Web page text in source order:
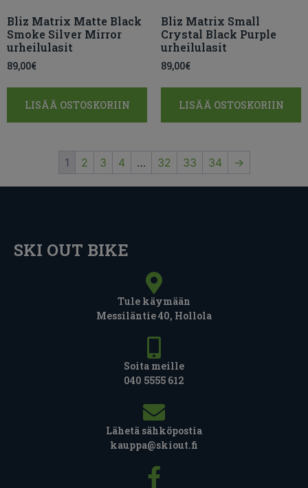
Bliz Matrix Matte Black
Smoke Silver Mirror
urheilulasit
89,00€
LISÄÄ OSTOSKORIIN
Bliz Matrix Small
Crystal Black Purple
urheilulasit
89,00€
LISÄÄ OSTOSKORIIN
1 2 3 4 … 32 33 34 →
SKI OUT BIKE
Tule käymään
Messiläntie 40, Hollola
Soita meille
040 5555 612
Lähetä sähköpostia
kauppa@skiout.fi